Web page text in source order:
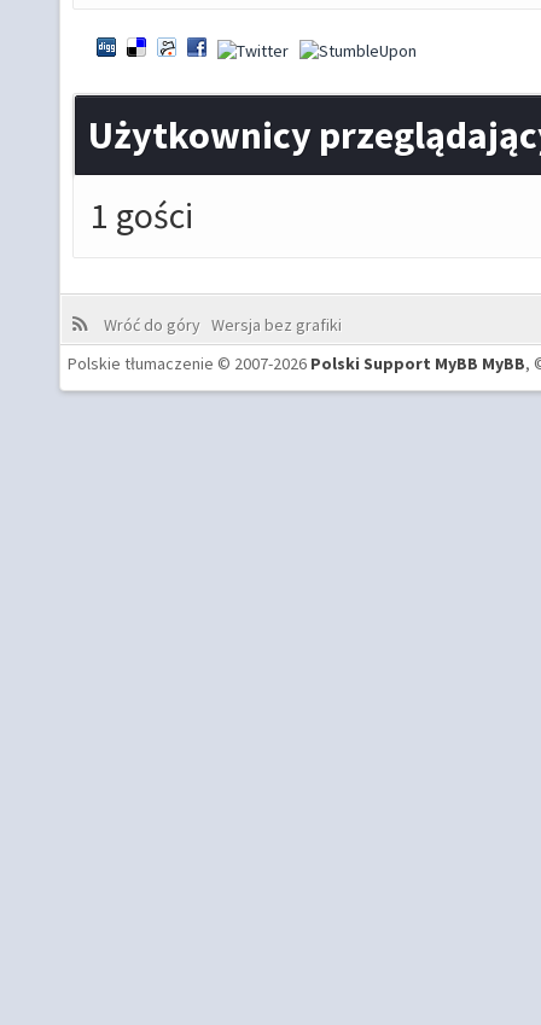
Użytkownicy
1 gości
Wróć do góry Wersja bez grafiki
Polskie tłumaczenie © 2007-2026 Polski Support MyBB MyBB,